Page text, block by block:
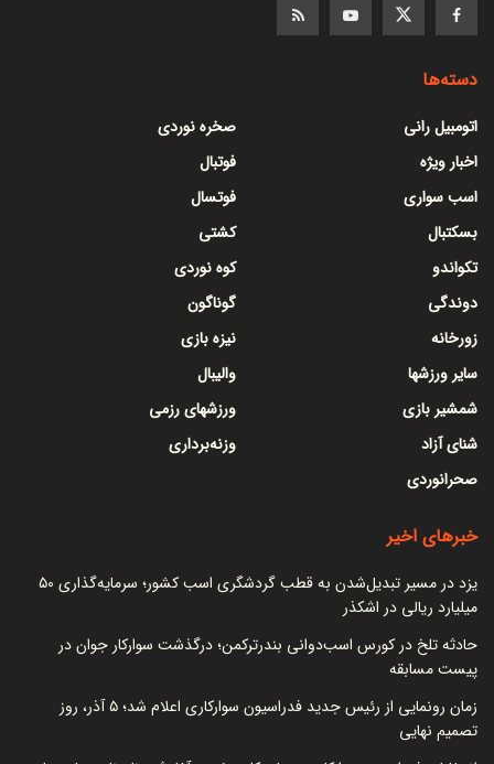
دسته‌ها
اتومبیل رانی
اخبار ویژه
اسب سواری
بسکتبال
تکواندو
دوندگی
زورخانه
سایر ورزشها
شمشیر بازی
شنای آزاد
صحرانوردی
صخره نوردی
فوتبال
فوتسال
کشتی
کوه نوردی
گوناگون
نیزه بازی
والیبال
ورزشهای رزمی
وزنه‌برداری
خبرهای اخیر
یزد در مسیر تبدیل‌شدن به قطب گردشگری اسب کشور؛ سرمایه‌گذاری ۵۰
میلیارد ریالی در اشکذر
حادثه تلخ در کورس اسب‌دوانی بندرترکمن؛ درگذشت سوارکار جوان در
پیست مسابقه
زمان رونمایی از رئیس جدید فدراسیون سوارکاری اعلام شد؛ ۵ آذر، روز
تصمیم نهایی